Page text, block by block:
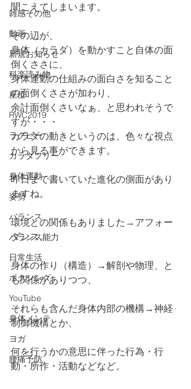
雑感その他
動画
新規お知らせ
科楽読み物
座位
RWC2019
ラグビー
カラダフリー
身体運動
姿勢
バランス
バランス能力
日常生活
ボクシング
YouTube
身体メンテ
ヨガ
腰痛予防
聞こえてしまいます。
その辺が、
身体（カラダ）を動かすこと自体の面
倒くささに、
身体運動の仕組みの面白さを知ること
の面倒くささが加わり、
余計面倒くさいなぁ、と思われそうで
すが・・・
カラダの動きというのは、色々な視点
から見る事ができます。
昨日まで書いていた進化の側面があり
ますね。
環境との関係もありました→アフォー
ダンス。
身体の作り（構造）→解剖や物理、と
も関係がありつつ、
それらも含んだ身体内部の機構→神経
制御機構とか、
何を行うかの意思に伴った行為・行
動・所作・活動などなど。